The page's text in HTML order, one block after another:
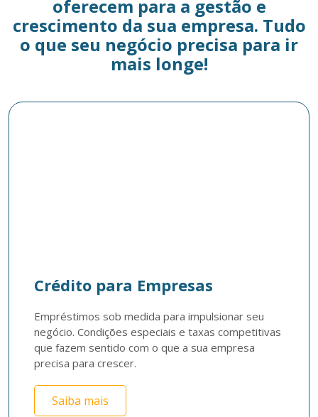
oferecem para a gestão e
crescimento da sua empresa. Tudo
o que seu negócio precisa para ir
mais longe!
Crédito para Empresas
Empréstimos sob medida para impulsionar seu
negócio. Condições especiais e taxas competitivas
que fazem sentido com o que a sua empresa
precisa para crescer.
Saiba mais